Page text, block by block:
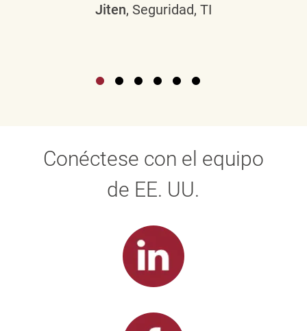
Jiten, Seguridad, TI
Conéctese con el equipo
de EE. UU.